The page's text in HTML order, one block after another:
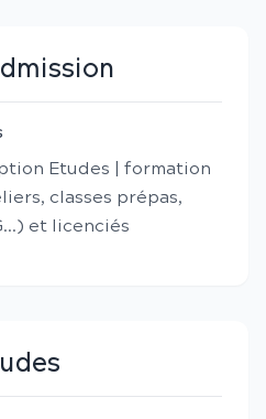
Etudes | formation
classes prépas,
et licenciés